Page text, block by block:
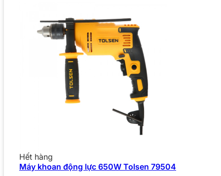
Hết hàng
Máy khoan động lực 650W Tolsen 79504